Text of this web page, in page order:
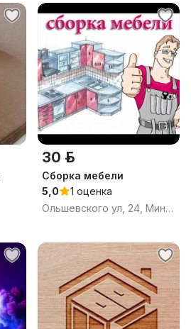
30 р.
Сборка мебели
5,0
1 оценка
Ольшевского ул, 24, Минск